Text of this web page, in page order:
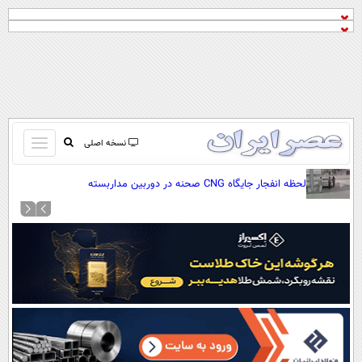
نسخه اصلی
باز
و
کردن
منو
صفحه اول
آرشیو
نظرسنجی
آب و هوا
اوقات شرعی
سواد زندگی
لحظه انفجار جایگاه CNG صحنه در دوربین مداربسته